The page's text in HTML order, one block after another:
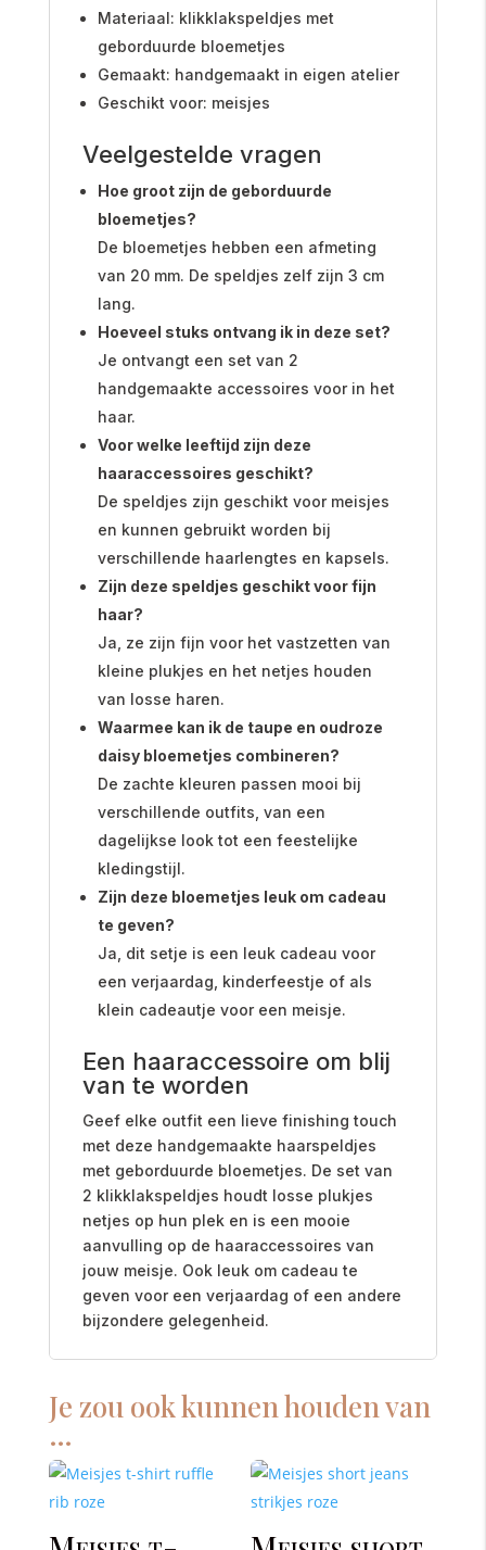
Materiaal: klikklakspeldjes met
geborduurde bloemetjes
Gemaakt: handgemaakt in eigen atelier
Geschikt voor: meisjes
Veelgestelde vragen
Hoe groot zijn de geborduurde
bloemetjes?
De bloemetjes hebben een afmeting
van 20 mm. De speldjes zelf zijn 3 cm
lang.
Hoeveel stuks ontvang ik in deze set?
Je ontvangt een set van 2
handgemaakte accessoires voor in het
haar.
Voor welke leeftijd zijn deze
haaraccessoires geschikt?
De speldjes zijn geschikt voor meisjes
en kunnen gebruikt worden bij
verschillende haarlengtes en kapsels.
Zijn deze speldjes geschikt voor fijn
haar?
Ja, ze zijn fijn voor het vastzetten van
kleine plukjes en het netjes houden
van losse haren.
Waarmee kan ik de taupe en oudroze
daisy bloemetjes combineren?
De zachte kleuren passen mooi bij
verschillende outfits, van een
dagelijkse look tot een feestelijke
kledingstijl.
Zijn deze bloemetjes leuk om cadeau
te geven?
Ja, dit setje is een leuk cadeau voor
een verjaardag, kinderfeestje of als
klein cadeautje voor een meisje.
Een haaraccessoire om blij
van te worden
Geef elke outfit een lieve finishing touch
met deze handgemaakte haarspeldjes
met geborduurde bloemetjes. De set van
2 klikklakspeldjes houdt losse plukjes
netjes op hun plek en is een mooie
aanvulling op de haaraccessoires van
jouw meisje. Ook leuk om cadeau te
geven voor een verjaardag of een andere
bijzondere gelegenheid.
Je zou ook kunnen houden van
…